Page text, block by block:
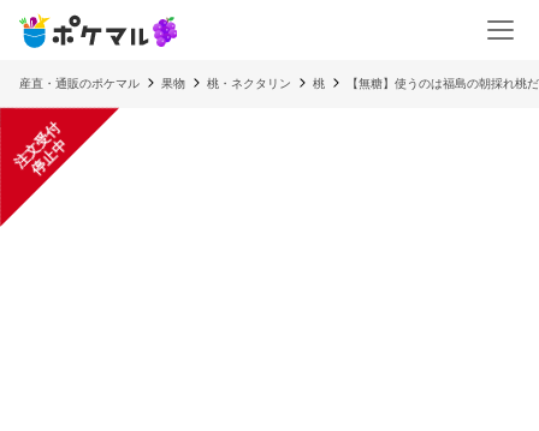
産直・通販のポケマル 果物 桃・ネクタリン 桃 【無糖】使うのは福島の朝採れ
注
文
受
付
停
止
中